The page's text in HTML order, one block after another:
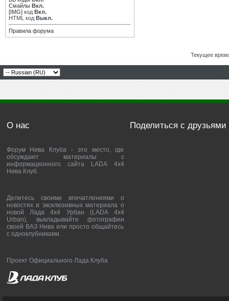
Смайлы Вкл.
[IMG] код Вкл.
HTML код Выкл.
Правила форума
Текущее
О нас
Форум Нива Клуба - это место, где
обсуждают материалы с
информационного сайта LADA 4x4
Нива Клуб.
Делитесь своими впечатлениями о
новостях и эксклюзивных материала о
новой Лада 4х4 Урбан (LADA 4x4
Urban), выкладывайте фотографии
своей ВАЗ Нива или просто общайтесь
с одноклубниками.
Проект Официального Лада Клуба
Поделиться с друзьями